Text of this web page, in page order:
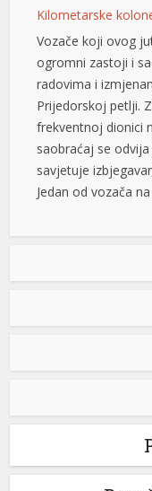
Pripremite
grmljavina
Stanovnike
danas očekuje još
u
krajevima
preovladavaće
razvojem
očekuju pljuskovi
se oboži, umnoži,
je manastir
Republike Srpske.